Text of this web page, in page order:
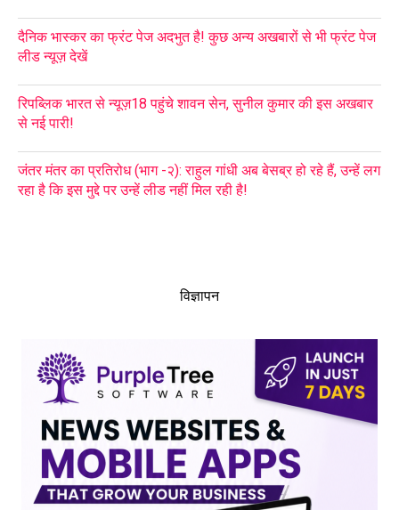
दैनिक भास्कर का फ्रंट पेज अदभुत है! कुछ अन्य अखबारों से भी फ्रंट पेज
लीड न्यूज़ देखें
रिपब्लिक भारत से न्यूज़18 पहुंचे शावन सेन, सुनील कुमार की इस अखबार
से नई पारी!
जंतर मंतर का प्रतिरोध (भाग -२): राहुल गांधी अब बेसब्र हो रहे हैं, उन्हें लग
रहा है कि इस मुद्दे पर उन्हें लीड नहीं मिल रही है!
विज्ञापन